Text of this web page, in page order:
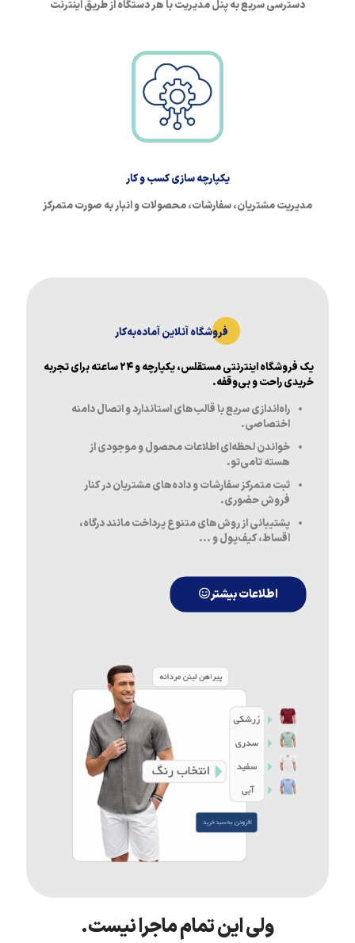
دسترسی سریع به پنل مدیریت با هر دستگاه از طریق اینترنت
یکپارچه سازی کسب و کار
مدیریت مشتریان، سفارشات، محصولات و انبار به صورت متمرکز
فروشگاه آنلاین آماده‌به‌کار
یک فروشگاه اینترنتی مستقلس، یکپارچه و ۲۴ ساعته برای تجربه
خریدی راحت و بی‌وقفه.
راه‌اندازی سریع با قالب‌های استاندارد و اتصال دامنه
اختصاصی.
خواندن لحظه‌ای اطلاعات محصول و موجودی از
هسته تامی‌تو.
ثبت متمرکز سفارشات و داده‌های مشتریان در کنار
فروش حضوری.
پشتیبانی از روش‌های متنوع پرداخت مانند درگاه،
اقساط، کیف‌پول و ...
اطلاعات بیشتر
ولی این تمام ماجرا نیست.